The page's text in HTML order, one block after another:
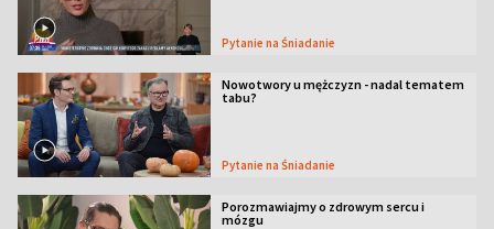
Pytanie na Śniadanie
Nowotwory u mężczyzn - nadal tematem
tabu?
Pytanie na Śniadanie
Porozmawiajmy o zdrowym sercu i
mózgu